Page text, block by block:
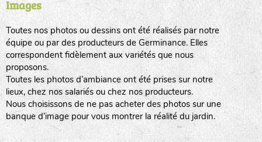
www.laboiteagraines.com
L’AUBEPIN (PDO)
www.aubepin.fr
LE BIAU GERME (LBG)
Images
Toutes nos photos ou dessins ont été réalisés par notre
équipe ou par des producteurs de Germinance. Elles
correspondent fidèlement aux variétés que nous
proposons.
Toutes les photos d’ambiance ont été prises sur notre
lieux, chez nos salariés ou chez nos producteurs.
Nous choisissons de ne pas acheter des photos sur une
banque d’image pour vous montrer la réalité du jardin.